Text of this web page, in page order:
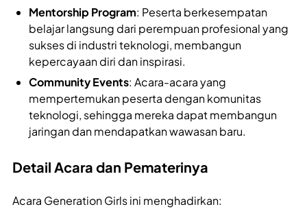
Mentorship Program: Peserta berkesempatan
belajar langsung dari perempuan profesional yang
sukses di industri teknologi, membangun
kepercayaan diri dan inspirasi.
Community Events: Acara-acara yang
mempertemukan peserta dengan komunitas
teknologi, sehingga mereka dapat membangun
jaringan dan mendapatkan wawasan baru.
Detail Acara dan Pematerinya
Acara Generation Girls ini menghadirkan: